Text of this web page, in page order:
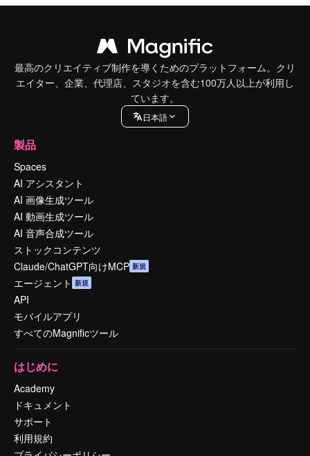
最高のクリエイティブ制作を導くためのプラットフォーム。クリ
エイター、企業、代理店、スタジオを含む100万人以上が利用し
ています。
日本語
製品
Spaces
AI アシスタント
AI 画像生成ツール
AI 動画生成ツール
AI 音声合成ツール
ストックコンテンツ
Claude/ChatGPT向けMCP 新規
エージェント 新規
API
モバイルアプリ
すべてのMagnificツール
はじめに
Academy
ドキュメント
サポート
利用規約